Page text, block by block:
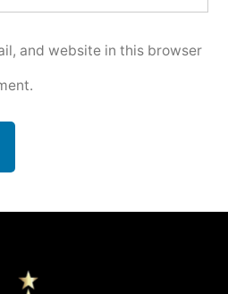
and website in this browser